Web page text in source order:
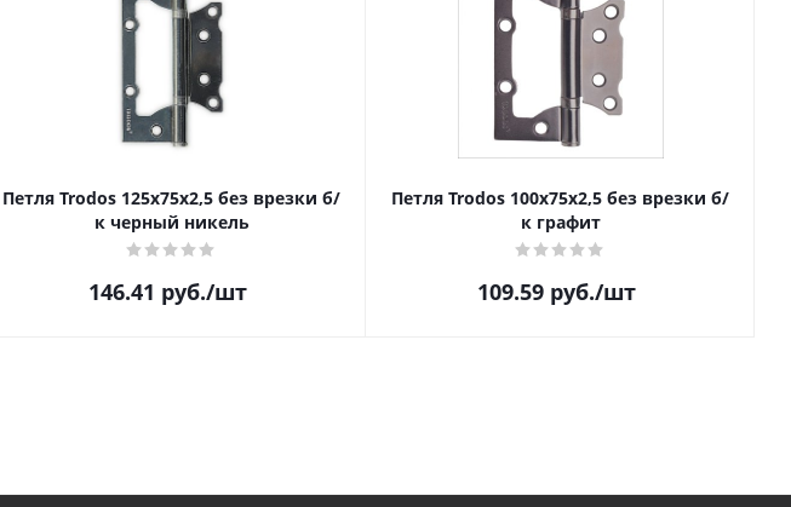
Петля Trodos 125х75х2,5 без врезки б/
к черный никель
146.41 руб./шт
Петля Trodos 100x75x2,5 без врезки б/
к графит
109.59руб./шт